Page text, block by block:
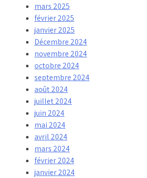
mars 2025
février 2025
janvier 2025
Décembre 2024
novembre 2024
octobre 2024
septembre 2024
août 2024
juillet 2024
juin 2024
mai 2024
avril 2024
mars 2024
février 2024
janvier 2024